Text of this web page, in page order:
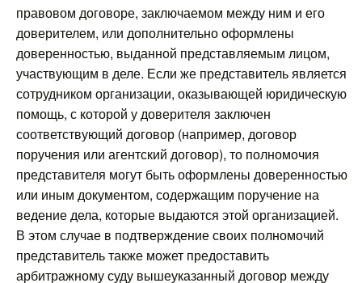
правовом договоре, заключаемом между ним и его
доверителем, или дополнительно оформлены
доверенностью, выданной представляемым лицом,
участвующим в деле. Если же представитель является
сотрудником организации, оказывающей юридическую
помощь, с которой у доверителя заключен
соответствующий договор (например, договор
поручения или агентский договор), то полномочия
представителя могут быть оформлены доверенностью
или иным документом, содержащим поручение на
ведение дела, которые выдаются этой организацией.
В этом случае в подтверждение своих полномочий
представитель также может предоставить
арбитражному суду вышеуказанный договор между